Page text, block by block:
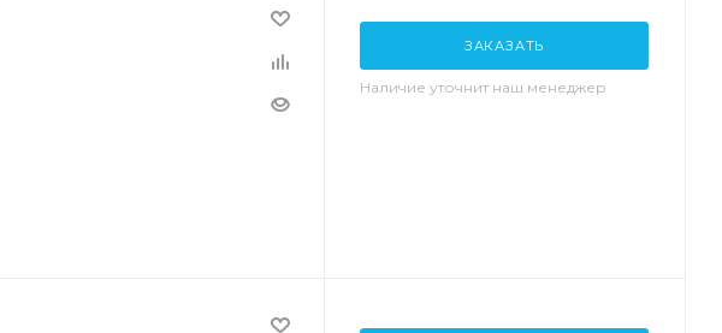
ЗАКАЗАТЬ
Наличие уточнит наш менеджер